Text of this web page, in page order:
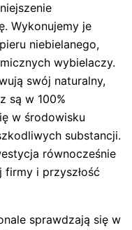
Wykonujemy je
niebielanego,
wybielaczy.
swój naturalny,
są w 100%
w środowisku
substancji.
równocześnie
i przyszłość
sprawdzają się w